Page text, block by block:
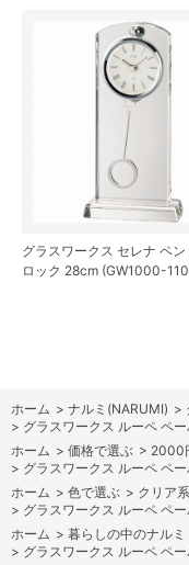
グラスワークス セレナ ペン
ロック 28cm (GW1000-
ホーム > ナルミ(NARUMI) >
> グラスワークス ルーペ ペ
ホーム > 価格で選ぶ > 2000
> グラスワークス ルーペ ペ
ホーム > 色で選ぶ > クリア系
> グラスワークス ルーペ ペ
ホーム > 暮らしの中のナルミ
> グラスワークス ルーペ ペ